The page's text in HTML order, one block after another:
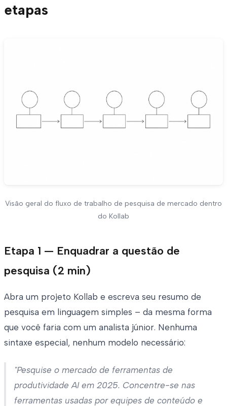
etapas
Visão geral do fluxo de trabalho de pesquisa de mercado dentro
do Kollab
Etapa 1 — Enquadrar a questão de
pesquisa (2 min)
Abra um projeto Kollab e escreva seu resumo de
pesquisa em linguagem simples – da mesma forma
que você faria com um analista júnior. Nenhuma
sintaxe especial, nenhum modelo necessário:
"Pesquise o mercado de ferramentas de
produtividade AI em 2025. Concentre-se nas
ferramentas usadas por equipes de conteúdo e